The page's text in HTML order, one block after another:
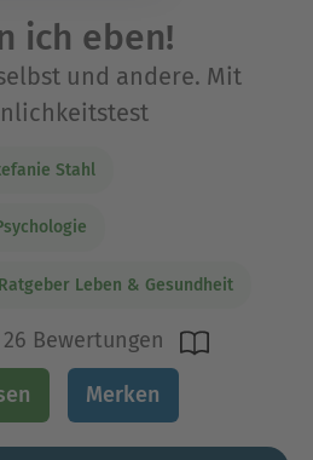
ich eben!
und andere. Mit
Stahl
Leben & Gesundheit
26 Bewertungen
Merken